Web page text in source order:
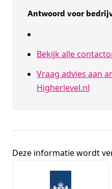
Antwoord voor
Bekijk alle
Vraag advies aan
Higherlevel.nl
Broninformatie
Deze informatie wordt